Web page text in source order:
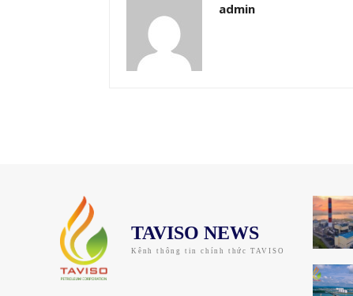
admin
TAVISO NEWS
Kênh thông tin chính thức TAVISO